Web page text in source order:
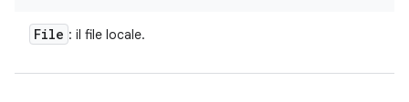
File : il file locale.